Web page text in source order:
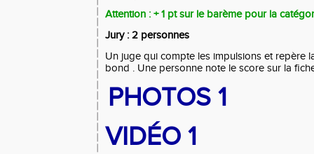
Attention : + 1 pt sur le barème pour la
Jury : 2 personnes
Un juge qui compte les impulsions et repère
bond . Une personne note le score sur la
PHOTOS 1
VIDÉO 1